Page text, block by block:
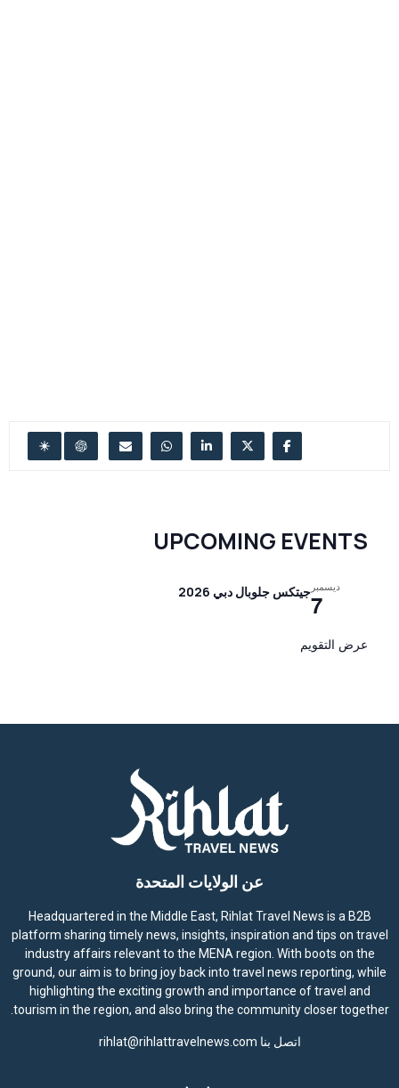
UPCOMING EVENTS
ديسمبر
7جيتكس جلوبال دبي 2026
عرض التقويم
عن الولايات المتحدة
Headquartered in the Middle East, Rihlat Travel News is a B2B
platform sharing timely news, insights, inspiration and tips on travel
industry affairs relevant to the MENA region. With boots on the
ground, our aim is to bring joy back into travel news reporting, while
highlighting the exciting growth and importance of travel and
tourism in the region, and also bring the community closer together.
اتصل بنا rihlat@rihlattravelnews.com